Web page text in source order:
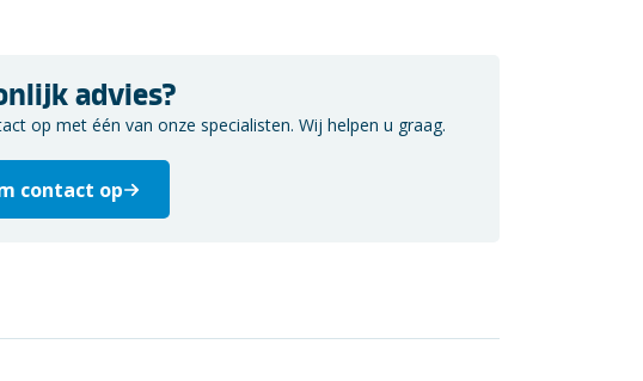
advies?
op met één van onze specialisten. Wij helpen u graag.
contact op